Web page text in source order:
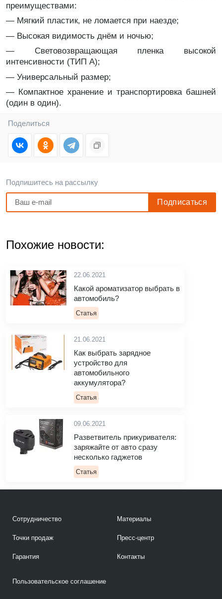
преимуществами:
— Мягкий пластик, не ломается при наезде;
— Высокая видимость днём и ночью;
— Световозвращающая пленка высокой
интенсивности (ТИП А);
— Универсальный размер;
— Компактное хранение и транспортировка башней
(один в один).
Поделиться
Подпишитесь на рассылку
Похожие новости:
22.06.2021
Какой ароматизатор выбрать в
автомобиль?
Статья
21.06.2021
Как выбрать зарядное
устройство для
автомобильного
аккумулятора?
Статья
09.06.2021
Разветвитель прикуривателя:
заряжайте от авто сразу
несколько гаджетов
Статья
Сотрудничество
Точки продаж
Гарантия
Материалы
Пресс-центр
Контакты
Пользовательское соглашение